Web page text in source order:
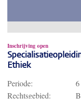
Inschrijving open
Ethiek
Periode:
Rechtsgebied: